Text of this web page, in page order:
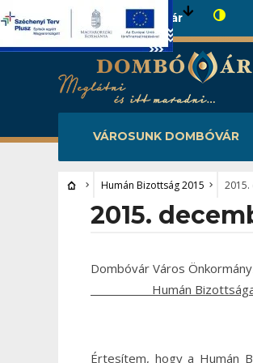
Városunk Dombóvár
VÁROSUNK DOMBÓVÁR
Humán Bizottság 2015 2015.
2015.
Dombóvár Város
Humán
Értesítem, hogy a Humán